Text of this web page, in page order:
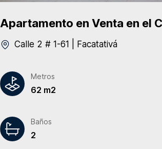
Apartamento en Venta en el
Calle 2 # 1-61 Facatativá
Metros
62 m2
Baños
2